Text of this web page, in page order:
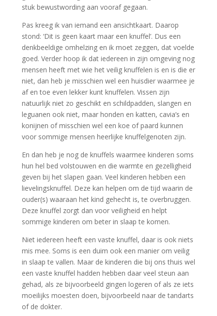
stuk bewustwording aan vooraf gegaan.
Pas kreeg ik van iemand een ansichtkaart. Daarop
stond: ‘Dit is geen kaart maar een knuffel’. Dus een
denkbeeldige omhelzing en ik moet zeggen, dat voelde
goed. Verder hoop ik dat iedereen in zijn omgeving nog
mensen heeft met wie het veilig knuffelen is en is die er
niet, dan heb je misschien wel een huisdier waarmee je
af en toe even lekker kunt knuffelen. Vissen zijn
natuurlijk niet zo geschikt en schildpadden, slangen en
leguanen ook niet, maar honden en katten, cavia’s en
konijnen of misschien wel een koe of paard kunnen
voor sommige mensen heerlijke knuffelgenoten zijn.
En dan heb je nog de knuffels waarmee kinderen soms
hun hel bed volstouwen en die warmte en gezelligheid
geven bij het slapen gaan. Veel kinderen hebben een
lievelingsknuffel. Deze kan helpen om de tijd waarin de
ouder(s) waaraan het kind gehecht is, te overbruggen.
Deze knuffel zorgt dan voor veiligheid en helpt
sommige kinderen om beter in slaap te komen.
Niet iedereen heeft een vaste knuffel, daar is ook niets
mis mee. Soms is een duim ook een manier om veilig
in slaap te vallen. Maar de kinderen die bij ons thuis wel
een vaste knuffel hadden hebben daar veel steun aan
gehad, als ze bijvoorbeeld gingen logeren of als ze iets
moeilijks moesten doen, bijvoorbeeld naar de tandarts
of de dokter.